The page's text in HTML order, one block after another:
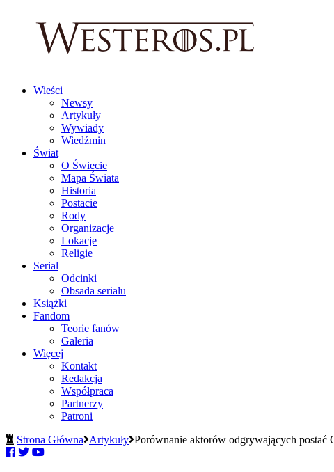
Wieści
Newsy
Artykuły
Wywiady
Wiedźmin
Świat
O Świecie
Mapa Świata
Historia
Postacie
Rody
Organizacje
Lokacje
Religie
Serial
Odcinki
Obsada serialu
Książki
Fandom
Teorie fanów
Galeria
Więcej
Kontakt
Redakcja
Współpraca
Partnerzy
Patroni
Strona Główna Artykuły Porównanie aktorów odgrywających